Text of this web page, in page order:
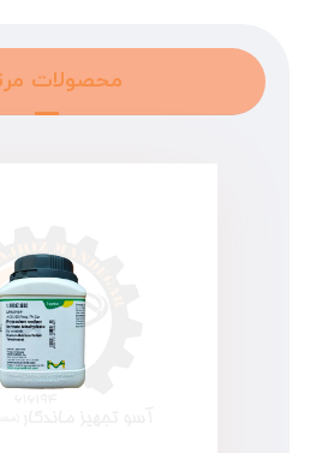
محصولات